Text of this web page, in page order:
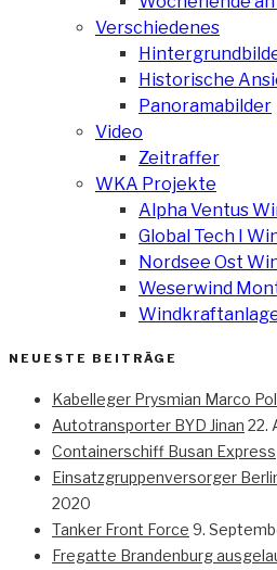
Verschiedenes
Historische
Panoramabilder
Video
Zeitraffer
WKA Projekte
Alpha Ventus
Global Tech I
Nordsee Ost
Weserwind
NEUESTE BEITRÄGE
Kabelleger Prysmian Marco
Autotransporter BYD Jinan 22.
Containerschiff Busan Express
Einsatzgruppenversorger
2020
Tanker Front Force 9.
Fregatte Brandenburg